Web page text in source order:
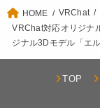
HOME VRChat
VRChat対応オリジナ
ジナル3Dモデル「エ
TOP